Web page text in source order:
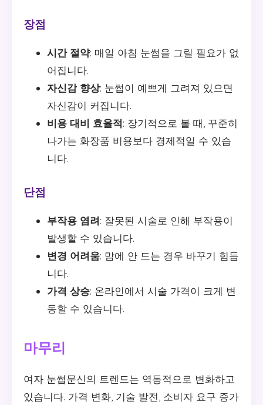
장점
시간 절약: 매일 아침 눈썹을 그릴 필요가 없
어집니다.
자신감 향상: 눈썹이 예쁘게 그려져 있으면
자신감이 커집니다.
비용 대비 효율적: 장기적으로 볼 때, 꾸준히
나가는 화장품 비용보다 경제적일 수 있습
니다.
단점
부작용 염려: 잘못된 시술로 인해 부작용이
발생할 수 있습니다.
변경 어려움: 맘에 안 드는 경우 바꾸기 힘듭
니다.
가격 상승: 온라인에서 시술 가격이 크게 변
동할 수 있습니다.
마무리
여자 눈썹문신의 트렌드는 역동적으로 변화하고
있습니다. 가격 변화, 기술 발전, 소비자 요구 증가